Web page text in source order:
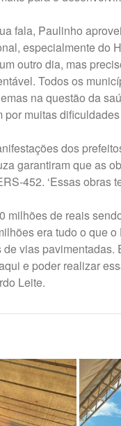
fala, Paulinho
especialmente do
outro dia, mas
Todos os
na questão da
por muitas
dos
garantiram que as
452. ‘Essas obras
milhões de reais
era tudo o que
vias pavimentadas.
e poder realizar
Leite.